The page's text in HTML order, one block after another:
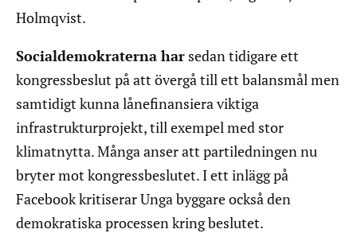
Holmqvist.
Socialdemokraterna har sedan tidigare ett
kongressbeslut på att övergå till ett balansmål men
samtidigt kunna lånefinansiera viktiga
infrastrukturprojekt, till exempel med stor
klimatnytta. Många anser att partiledningen nu
bryter mot kongressbeslutet. I ett inlägg på
Facebook kritiserar Unga byggare också den
demokratiska processen kring beslutet.